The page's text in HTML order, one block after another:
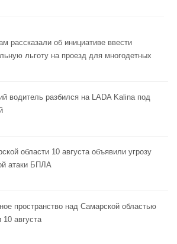
рассказали об инициативе ввести
льготу на проезд для многодетных
водитель разбился на LADA Kalina под
области 10 августа объявили угрозу
атаки БПЛА
пространство над Самарской областью
10 августа